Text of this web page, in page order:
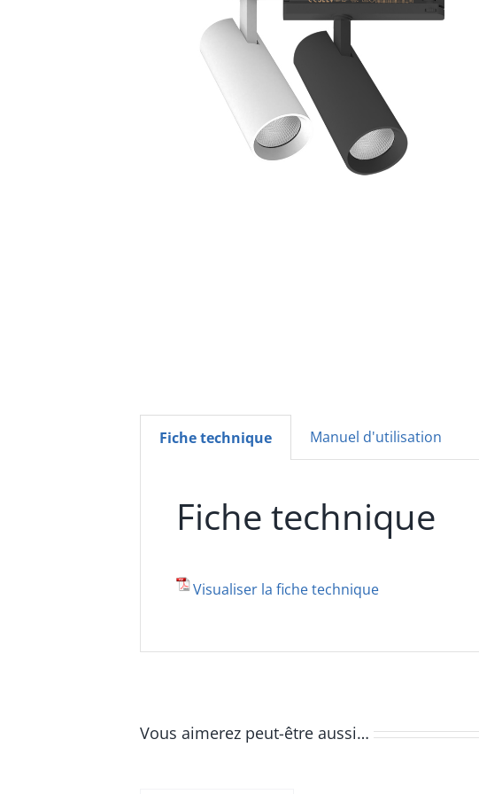
Fiche technique Manuel d'utilisation
Fiche technique
Visualiser la fiche technique
Vous aimerez peut-être aussi…